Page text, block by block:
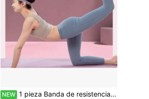
NEW 1 pieza Banda de resistencia para yoga, banda de estiramiento para apertura de hombros para mujeres, equipo de entrenamiento muscular para estiramiento de glúteos y espalda